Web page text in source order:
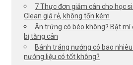
7 Thực đơn giảm cân cho học
Clean giá rẻ, không tốn kém
Ăn trứng có béo không? Bật
bị tăng cân
Bánh tráng nướng có bao
nướng liệu có tốt không?